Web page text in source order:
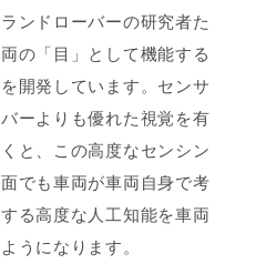
ンドローバーの研究者た
の「目」として機能する
開発しています。センサ
ーよりも優れた視覚を有
と、この高度なセンシン
でも車両が車両自身で考
る高度な人工知能を車両
うになります。